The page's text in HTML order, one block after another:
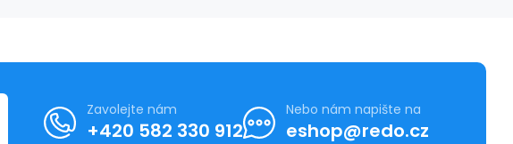
Zavolejte nám
+420 582 330 912
Nebo nám napište na
eshop@redo.cz